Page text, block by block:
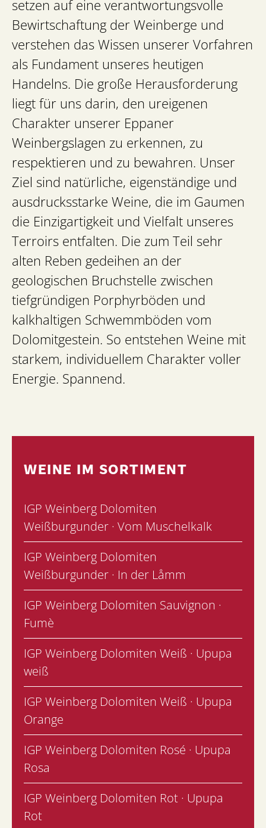
setzen auf eine verantwortungsvolle
Bewirtschaftung der Weinberge und
verstehen das Wissen unserer Vorfahren
als Fundament unseres heutigen
Handelns. Die große Herausforderung
liegt für uns darin, den ureigenen
Charakter unserer Eppaner
Weinbergslagen zu erkennen, zu
respektieren und zu bewahren. Unser
Ziel sind natürliche, eigenständige und
ausdrucksstarke Weine, die im Gaumen
die Einzigartigkeit und Vielfalt unseres
Terroirs entfalten. Die zum Teil sehr
alten Reben gedeihen an der
geologischen Bruchstelle zwischen
tiefgründigen Porphyrböden und
kalkhaltigen Schwemmböden vom
Dolomitgestein. So entstehen Weine mit
starkem, individuellem Charakter voller
Energie. Spannend.
WEINE IM SORTIMENT
IGP Weinberg Dolomiten
Weißburgunder · Vom Muschelkalk
IGP Weinberg Dolomiten
Weißburgunder · In der Låmm
IGP Weinberg Dolomiten Sauvignon ·
Fumè
IGP Weinberg Dolomiten Weiß · Upupa
weiß
IGP Weinberg Dolomiten Weiß · Upupa
Orange
IGP Weinberg Dolomiten Rosé · Upupa
Rosa
IGP Weinberg Dolomiten Rot · Upupa
Rot